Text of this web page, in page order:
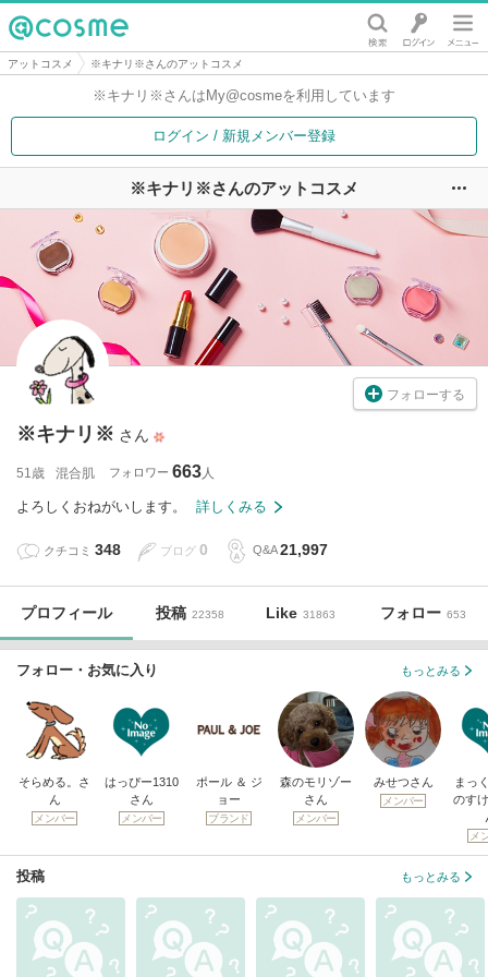
@cosme
アットコスメ ※キナリ※さんのアットコスメ
※キナリ※さんは My@cosmeを利用しています
ログイン / 新規メンバー登録
※キナリ※さんのアットコスメ
フォローする
※キナリ※ さん
51歳 混合肌 フォロワー 663
よろしくおねがいします。 詳しくみる
クチコミ 348 ブログ 0 Q&A 21,997
プロフィール 投稿 22358 Like 31863 フォロー 653
フォロー・お気に入り もっとみる
そらめる。さ
ん
メンバー
はっぴー1310
さん
メンバー
ポール ＆ ジ
ョー
ブランド
森のモリゾー
さん
メンバー
みせつさん
メンバー
まっ
のす
メ
投稿 もっとみる